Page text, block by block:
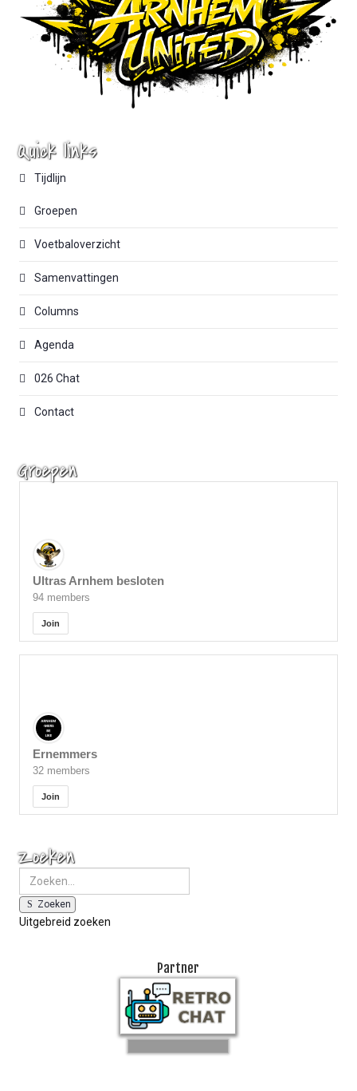
Quick links
Tijdlijn
Groepen
Voetbaloverzicht
Samenvattingen
Columns
Agenda
026 Chat
Contact
Groepen
Ultras Arnhem besloten
94 members
Join
Ernemmers
32 members
Join
Zoeken
Zoeken
Uitgebreid zoeken
Partner